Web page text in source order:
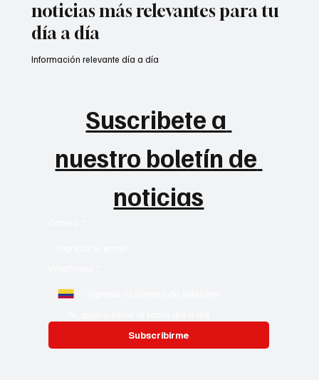
noticias más relevantes para tu
día a día
Suscribete a
nuestro boletín de
noticias
Subscribirme
Información relevante día a día